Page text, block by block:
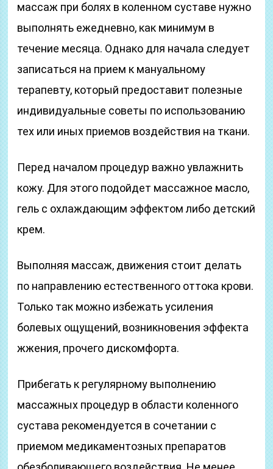
массаж при болях в коленном суставе нужно
выполнять ежедневно, как минимум в
течение месяца. Однако для начала следует
записаться на прием к мануальному
терапевту, который предоставит полезные
индивидуальные советы по использованию
тех или иных приемов воздействия на ткани.
Перед началом процедур важно увлажнить
кожу. Для этого подойдет массажное масло,
гель с охлаждающим эффектом либо детский
крем.
Выполняя массаж, движения стоит делать
по направлению естественного оттока крови.
Только так можно избежать усиления
болевых ощущений, возникновения эффекта
жжения, прочего дискомфорта.
Прибегать к регулярному выполнению
массажных процедур в области коленного
сустава рекомендуется в сочетании с
приемом медикаментозных препаратов